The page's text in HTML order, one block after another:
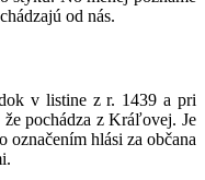
od nás.
v listine z r. 1439 a pri
pochádza z Kráľovej. Je
označením hlási za občana